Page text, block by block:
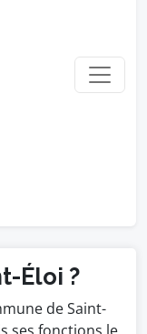
Éloi ?
de Saint-